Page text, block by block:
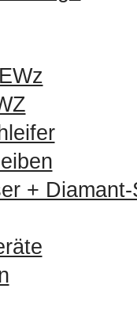
+